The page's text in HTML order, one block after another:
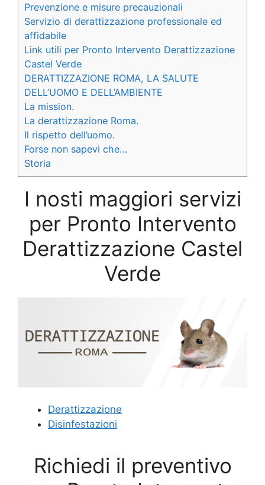
Prevenzione e misure precauzionali
Servizio di derattizzazione professionale ed
affidabile
Link utili per Pronto Intervento Derattizzazione
Castel Verde
DERATTIZZAZIONE ROMA, LA SALUTE
DELL’UOMO E DELL’AMBIENTE
La mission.
La derattizzazione Roma.
Il rispetto dell’uomo.
Forse non sapevi che…
Storia
I nosti maggiori servizi
per Pronto Intervento
Derattizzazione Castel
Verde
Derattizzazione
Disinfestazioni
Richiedi il preventivo